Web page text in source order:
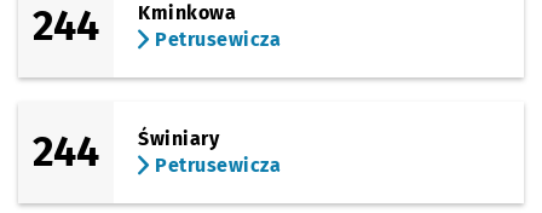
244
Kminkowa
Petrusewicza
244
Świniary
Petrusewicza